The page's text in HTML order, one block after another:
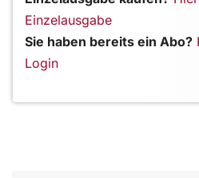
Einzelausgabe
Sie haben bereits ein Abo?
Login